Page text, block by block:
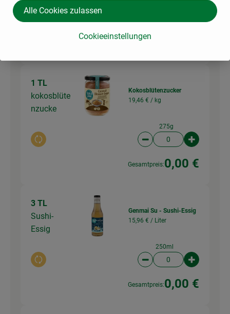
Auswahl ändern Artikelanzahl
1 TL
kokosblüte
nzucke
Auswahl ändern
Kokosblütenzucker
19,46 € / kg
275g
Artikelanzahl
Gesamtpreis:0,00 €
3 TL
Sushi-
Essig
Auswahl ändern
Genmai Su - Sushi-Essig
15,96 € / Liter
250ml
Artikelanzahl
Gesamtpreis:0,00 €
Cookieeinstellungen
Alle Cookies zulassen